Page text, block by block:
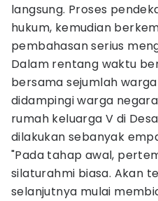
langsung. Proses
hukum, kemudian
pembahasan serius
Dalam rentang waktu
bersama sejumlah
didampingi warga
rumah keluarga V di
dilakukan sebanyak
"Pada tahap awal,
silaturahmi biasa. Akan
selanjutnya mulai